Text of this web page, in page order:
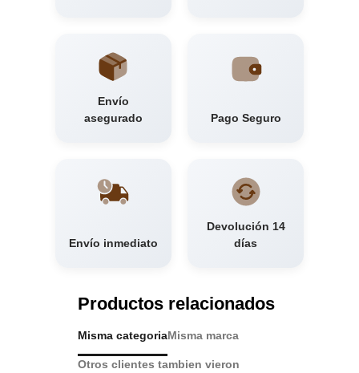
Envío
asegurado
Pago Seguro
Envío inmediato
Devolución 14
días
Productos relacionados
Misma categoriaMisma marca
Otros clientes tambien vieron